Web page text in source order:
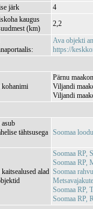
järk
4
kaugus
(km)
2,2
Ava objekti
https://
kohanimi
Pärnu
Viljandi
Viljandi
tähtsusega Soomaa
alad
Soomaa RP,
Soomaa RP,
Soomaa
Soomaa RP,
Soomaa RP,